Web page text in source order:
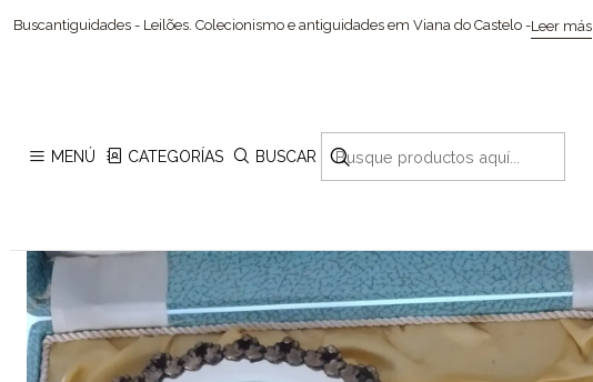
MENÚ CATEGORÍAS BUSCAR
Buscantiguidades - Leilões. Colecionismo e antiguidades em Viana do Castelo -Leer más
Inicio